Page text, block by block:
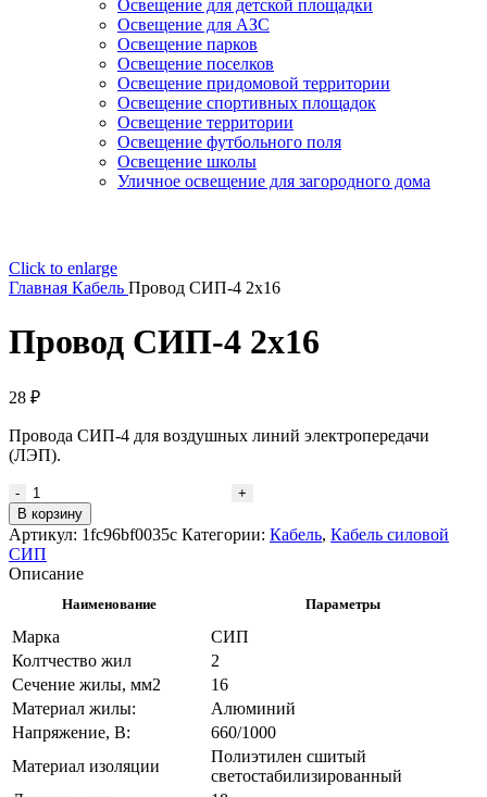
Освещение для детской площадки
Освещение для АЗС
Освещение парков
Освещение поселков
Освещение придомовой территории
Освещение спортивных площадок
Освещение территории
Освещение футбольного поля
Освещение школы
Уличное освещение для загородного дома
Click to enlarge
Главная Кабель Провод СИП-4 2х16
Провод СИП-4 2х16
28 ₽
Провода СИП-4 для воздушных линий электропередачи
(ЛЭП).
Количество
товара
Провод
СИП-4
2х16
В корзину
Артикул: 1fc96bf0035c Категории: Кабель, Кабель силовой
СИП
Описание
Наименование Параметры
Марка
СИП
Колтчество жил
2
Сечение жилы, мм2
16
Материал жилы:
Алюминий
Напряжение, В:
660/1000
Материал изоляции
Полиэтилен сшитый
светостабилизированный